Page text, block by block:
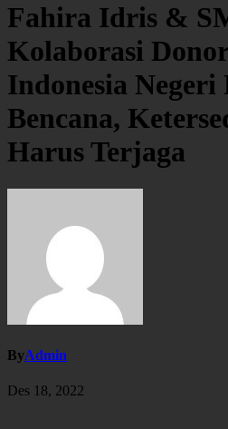
Fahira Idris &
Kolaborasi
Indonesia Negeri
Bencana,
Harus Terjaga
ByAdmin
Des 18, 2022